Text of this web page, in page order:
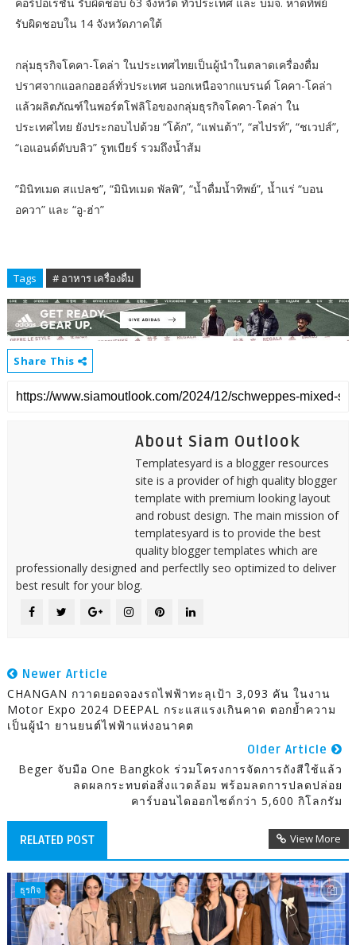
รับผิดชอบใน 14 จังหวัดภาคใต้
กลุ่มธุรกิจโคคา-โคล่า ในประเทศไทยเป็นผู้นำในตลาดเครื่องดื่ม
ปราศจากแอลกอฮอล์ทั่วประเทศ นอกเหนือจากแบรนด์ โคคา-โคล่า
แล้วผลิตภัณฑ์ในพอร์ตโฟลิโอของกลุ่มธุรกิจโคคา-โคล่า ใน
ประเทศไทย ยังประกอบไปด้วย “โค้ก”, “แฟนต้า”, “สไปรท์”, “ชเวปส์”,
“เอแอนด์ดับบลิว” รูทเบียร์ รวมถึงน้ำส้ม
”มินิทเมด สแปลช”, “มินิทเมด พัลพิ”, “น้ำดื่มน้ำทิพย์”, น้ำแร่ “บอน
อควา” และ “อู-ฮ่า”
Tags # อาหาร เครื่องดื่ม
Share This
About Siam Outlook
Templatesyard is a blogger resources
site is a provider of high quality blogger
template with premium looking layout
and robust design. The main mission of
templatesyard is to provide the best
quality blogger templates which are
professionally designed and perfectlly seo optimized to deliver
best result for your blog.
Newer Article
CHANGAN กวาดยอดจองรถไฟฟ้าทะลุเป้า 3,093 คัน ในงาน
Motor Expo 2024 DEEPAL กระแสแรงเกินคาด ตอกย้ำความ
เป็นผู้นำ ยานยนต์ไฟฟ้าแห่งอนาคต
Older Article
Beger จับมือ One Bangkok ร่วมโครงการจัดการถังสีใช้แล้ว
ลดผลกระทบต่อสิ่งแวดล้อม พร้อมลดการปลดปล่อย
คาร์บอนไดออกไซด์กว่า 5,600 กิโลกรัม
RELATED POST View More
ธุรกิจ